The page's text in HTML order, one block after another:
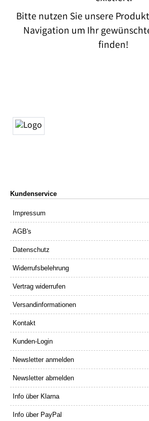
Bitte nutzen Sie unsere
Navigation um Ihr
finden!
Kundenservice
Impressum
AGB's
Datenschutz
Widerrufsbelehrung
Vertrag widerrufen
Versandinformationen
Kontakt
Kunden-Login
Newsletter anmelden
Newsletter abmelden
Info über Klarna
Info über PayPal